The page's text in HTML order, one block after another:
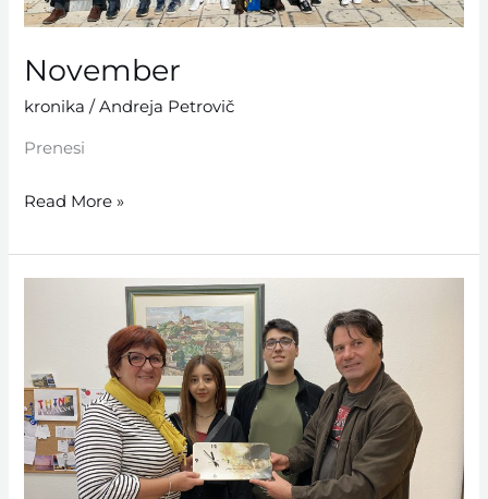
November
kronika /Andreja Petrovič
Prenesi
Read More »